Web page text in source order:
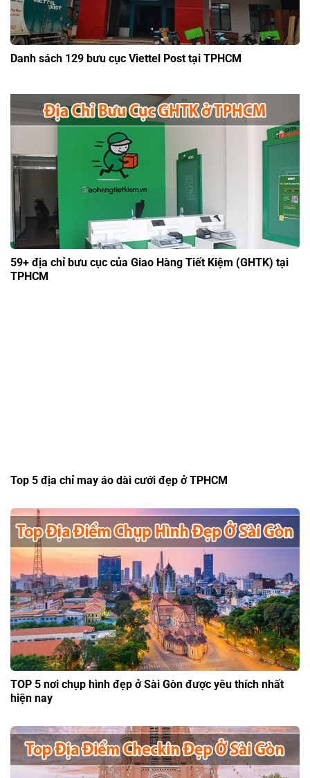
Danh sách 129 bưu cục Viettel Post tại TPHCM
59+ địa chỉ bưu cục của Giao Hàng Tiết Kiệm (GHTK) tại
TPHCM
Top 5 địa chỉ may áo dài cưới đẹp ở TPHCM
TOP 5 nơi chụp hình đẹp ở Sài Gòn được yêu thích nhất
hiện nay